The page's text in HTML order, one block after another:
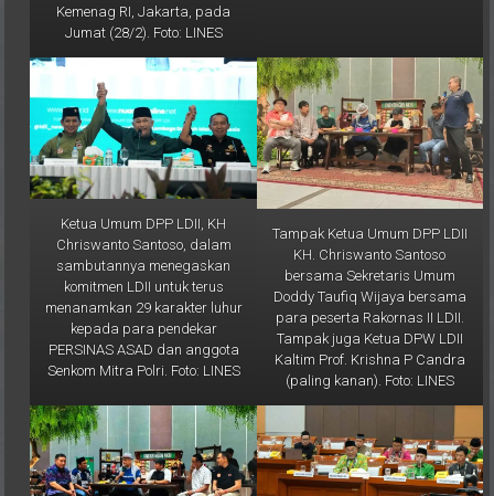
Jumat (28/2). Foto: LINES
Ketua Umum DPP LDII, KH
Chriswanto Santoso, dalam
sambutannya menegaskan
komitmen LDII untuk terus
menanamkan 29 karakter luhur
kepada para pendekar
PERSINAS ASAD dan anggota
Senkom Mitra Polri. Foto: LINES
Tampak Ketua Umum DPP LDII
KH. Chriswanto Santoso
bersama Sekretaris Umum
Doddy Taufiq Wijaya bersama
para peserta Rakornas II LDII.
Tampak juga Ketua DPW LDII
Kaltim Prof. Krishna P Candra
(paling kanan). Foto: LINES